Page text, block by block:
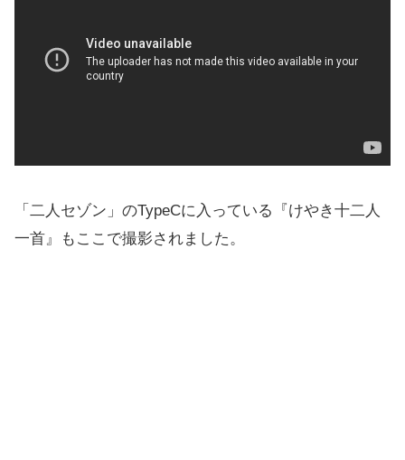
「二人セゾン」のTypeCに入っている『けやき十二人
一首』もここで撮影されました。